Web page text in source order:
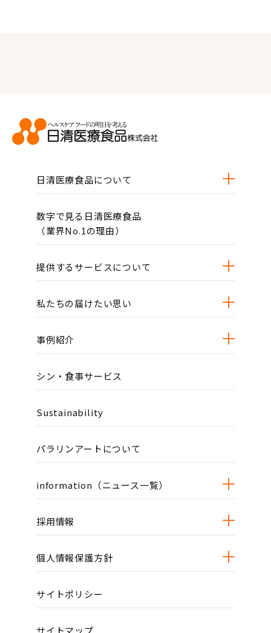
日清医療食品について
数字で見る日清医療食品
（業界No.1の理由）
提供するサービスについて
私たちの届けたい思い
事例紹介
シン・食事サービス
Sustainability
パラリンアートについて
information（ニュース一覧）
採用情報
個人情報保護方針
サイトポリシー
サイトマップ